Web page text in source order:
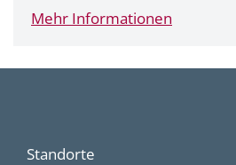
Mehr Informationen
Standorte